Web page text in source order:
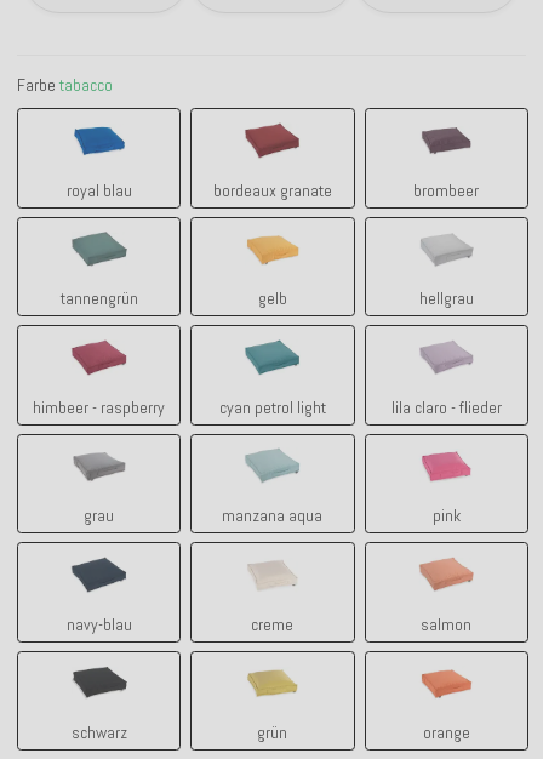
Farbe tabacco
royal blau bordeaux granate
bordeaux granate
brombeer
tannengrün
tannengrün
gelb hellgrau
hellgrau
himbeer - raspberry
himbeer - raspberry
cyan petrol light
cyan petrol light
lila claro - flieder
lila claro -
grau manzana aqua
manzana aqua
pink
navy-blau
navy-blau
creme salmon
salmon
schwarz
schwarz
grün orange